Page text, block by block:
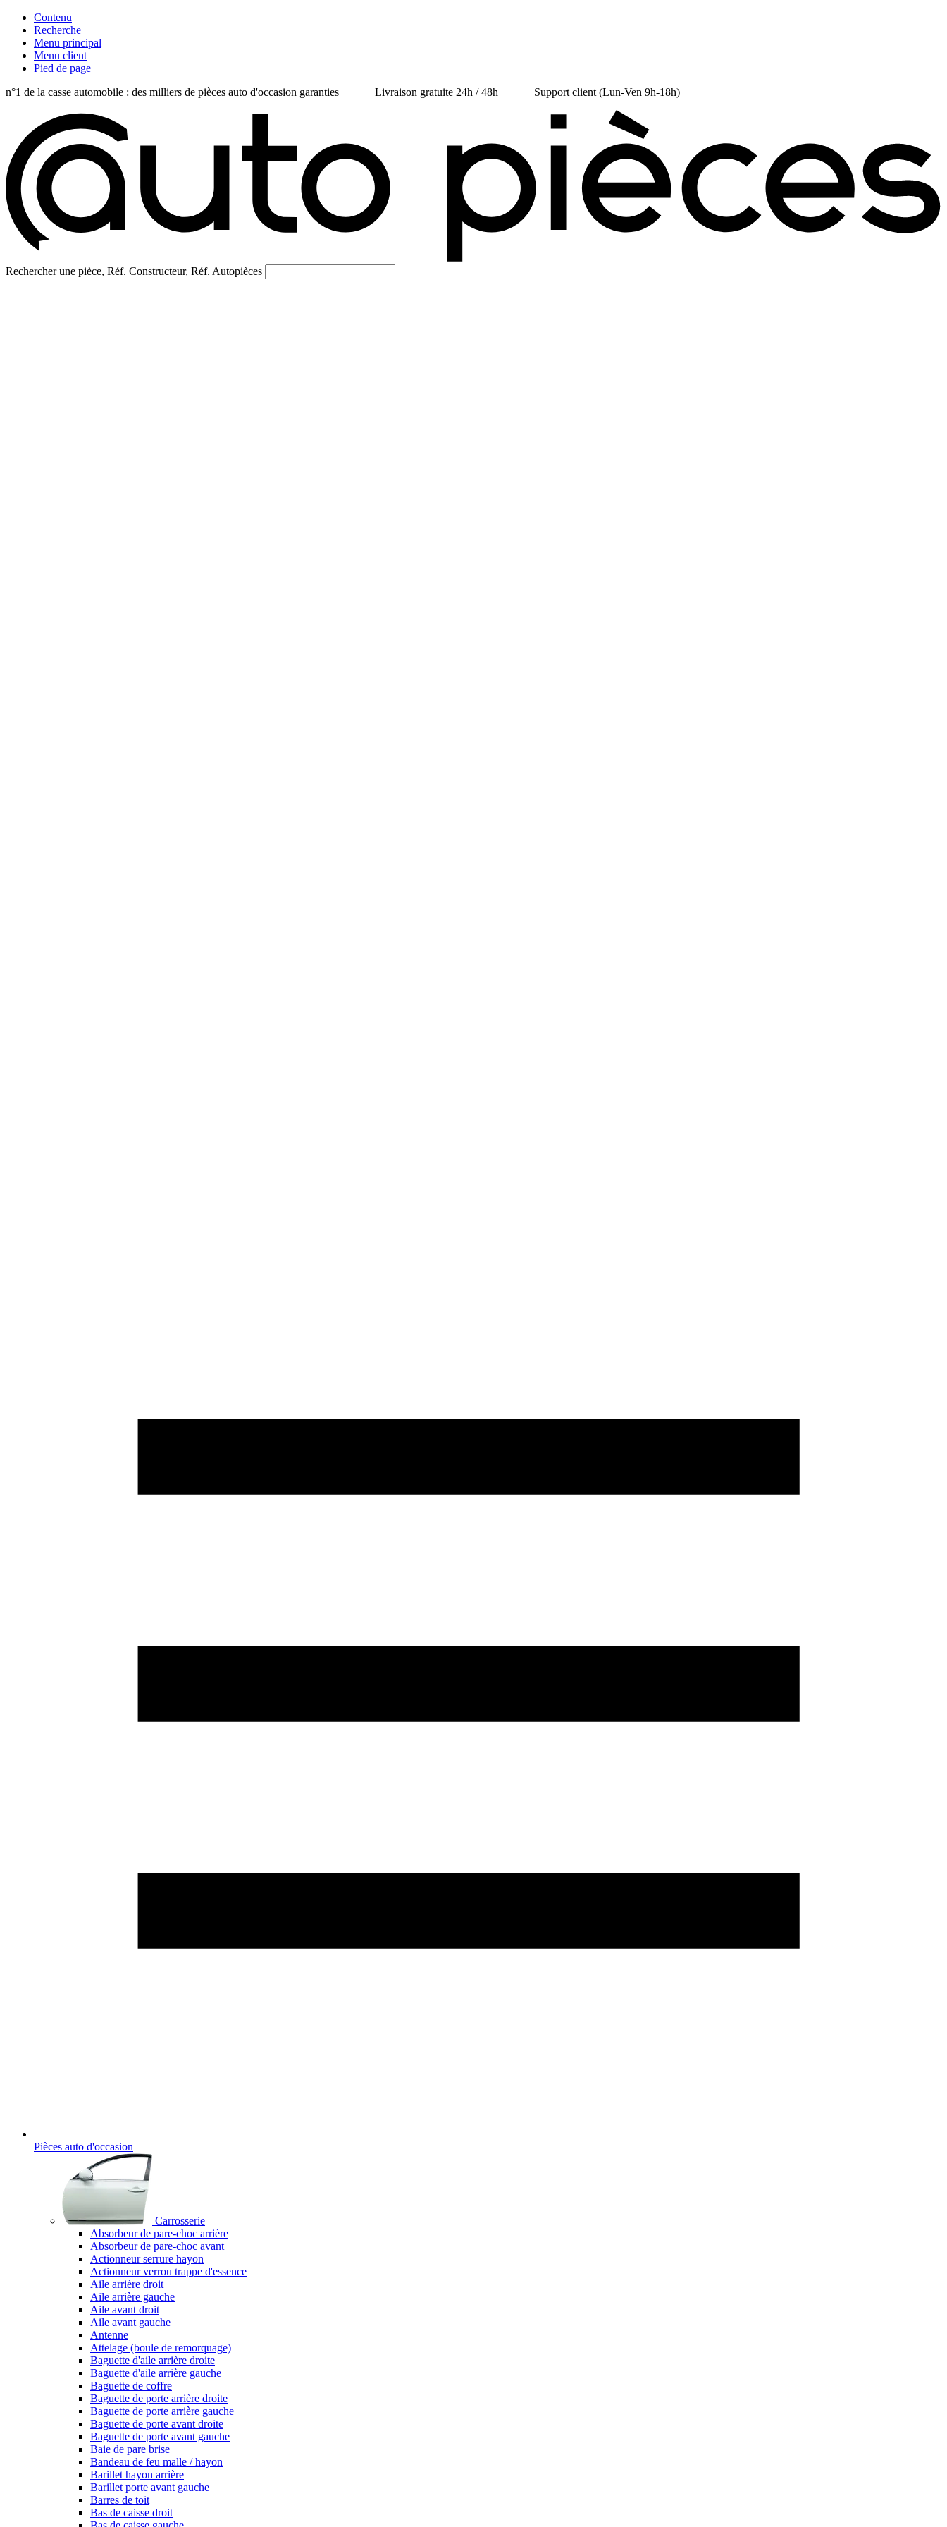
Contenu
Recherche
Menu principal
Menu client
Pied de page
n°1 de la casse automobile : des milliers de pièces auto d'occasion garanties | Livraison gratuite 24h / 48h | Support client (Lun-Ven 9h-18h)
Rechercher une pièce, Réf. Constructeur, Réf. Autopièces
Pièces auto d'occasion
Carrosserie
Absorbeur de pare-choc arrière
Absorbeur de pare-choc avant
Actionneur serrure hayon
Actionneur verrou trappe d'essence
Aile arrière droit
Aile arrière gauche
Aile avant droit
Aile avant gauche
Antenne
Attelage (boule de remorquage)
Baguette d'aile arrière droite
Baguette d'aile arrière gauche
Baguette de coffre
Baguette de porte arrière droite
Baguette de porte arrière gauche
Baguette de porte avant droite
Baguette de porte avant gauche
Baie de pare brise
Bandeau de feu malle / hayon
Barillet hayon arrière
Barillet porte avant gauche
Barres de toit
Bas de caisse droit